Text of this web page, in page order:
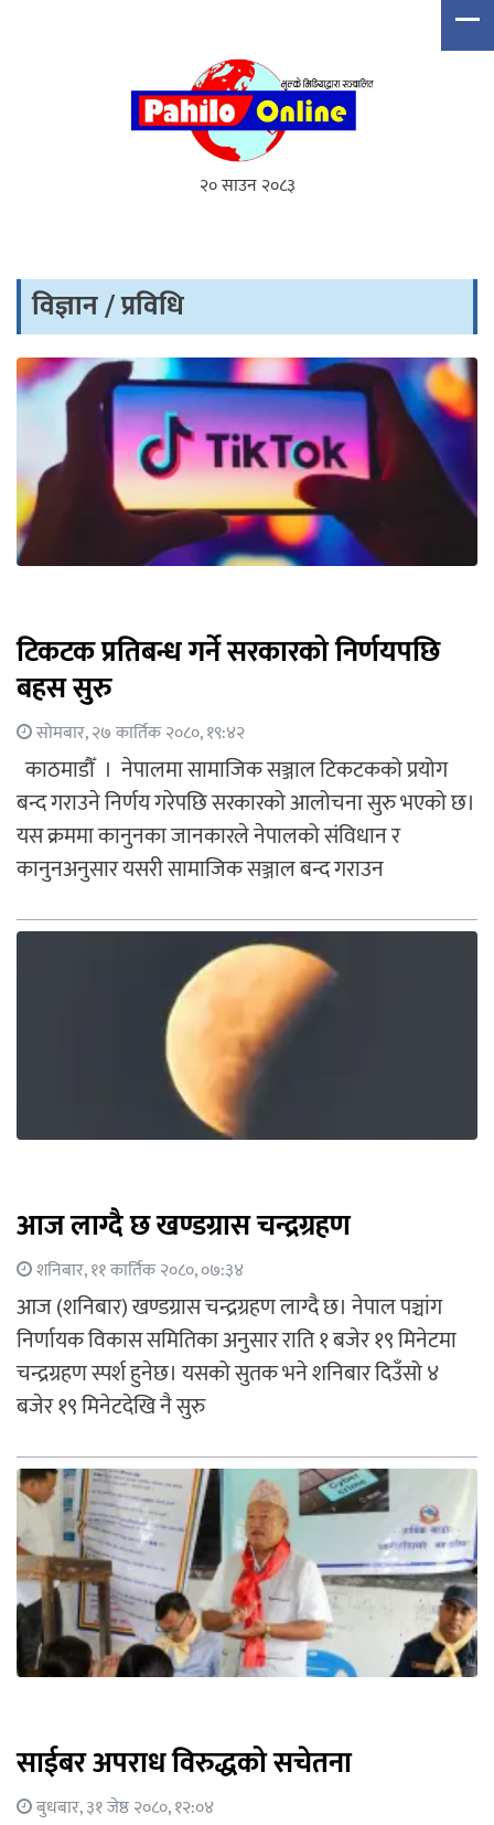
२० साउन २०८३
विज्ञान / प्रविधि
टिकटक प्रतिबन्ध गर्ने सरकारको निर्णयपछि
बहस सुरु
सोमबार, २७ कार्तिक २०८०, १९:४२
काठमाडौँ । नेपालमा सामाजिक सञ्जाल टिकटकको प्रयोग
बन्द गराउने निर्णय गरेपछि सरकारको आलोचना सुरु भएको छ।
यस क्रममा कानुनका जानकारले नेपालको संविधान र
कानुनअनुसार यसरी सामाजिक सञ्जाल बन्द गराउन
आज लाग्दै छ खण्डग्रास चन्द्रग्रहण
शनिबार, ११ कार्तिक २०८०, ०७:३४
आज (शनिबार) खण्डग्रास चन्द्रग्रहण लाग्दै छ। नेपाल पञ्चांग
निर्णायक विकास समितिका अनुसार राति १ बजेर १९ मिनेटमा
चन्द्रग्रहण स्पर्श हुनेछ। यसको सुतक भने शनिबार दिउँसो ४
बजेर १९ मिनेटदेखि नै सुरु
साईबर अपराध विरुद्धको सचेतना
बुधबार, ३१ जेष्ठ २०८०, १२:०४